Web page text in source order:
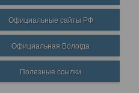
Официальные сайты РФ
Официальная Вологда
Полезные ссылки